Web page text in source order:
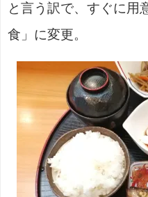
と言う訳で、すぐに用
食」に変更。